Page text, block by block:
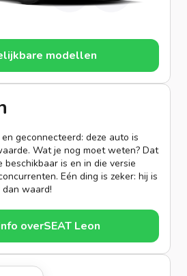
modellen
geconnecteerd: deze auto is
Wat je nog moet weten? Dat
is en in die versie
Eén ding is zeker: hij is
waard!
overSEAT Leon